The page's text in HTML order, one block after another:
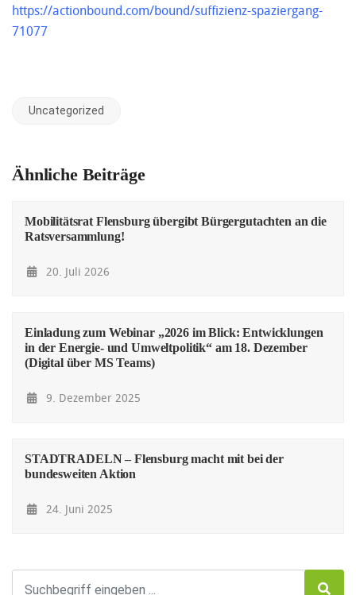
https://actionbound.com/bound/suffizienz-spaziergang-
71077
Uncategorized
Ähnliche Beiträge
Mobilitätsrat Flensburg übergibt Bürgergutachten an die
Ratsversammlung!
20. Juli 2026
Einladung zum Webinar „2026 im Blick: Entwicklungen
in der Energie- und Umweltpolitik“ am 18. Dezember
(Digital über MS Teams)
9. Dezember 2025
STADTRADELN – Flensburg macht mit bei der
bundesweiten Aktion
24. Juni 2025